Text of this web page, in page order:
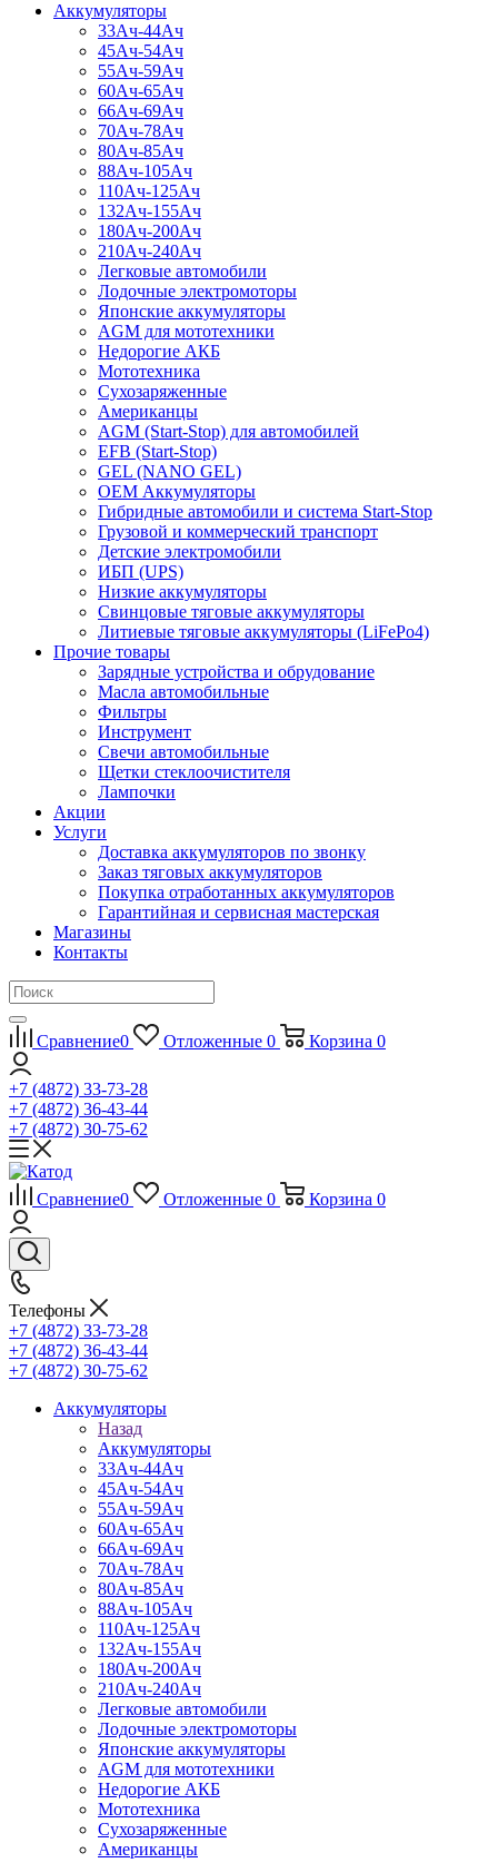
Аккумуляторы
33Ач-44Ач
45Ач-54Ач
55Ач-59Ач
60Ач-65Ач
66Ач-69Ач
70Ач-78Ач
80Ач-85Ач
88Ач-105Ач
110Ач-125Ач
132Ач-155Ач
180Ач-200Ач
210Ач-240Ач
Легковые автомобили
Лодочные электромоторы
Японские аккумуляторы
AGM для мототехники
Недорогие АКБ
Мототехника
Сухозаряженные
Американцы
AGM (Start-Stop) для автомобилей
EFB (Start-Stop)
GEL (NANO GEL)
OEM Аккумуляторы
Гибридные автомобили и система Start-Stop
Грузовой и коммерческий транспорт
Детские электромобили
ИБП (UPS)
Низкие аккумуляторы
Свинцовые тяговые аккумуляторы
Литиевые тяговые аккумуляторы (LiFePo4)
Прочие товары
Зарядные устройства и обрудование
Масла автомобильные
Фильтры
Инструмент
Свечи автомобильные
Щетки стеклоочистителя
Лампочки
Акции
Услуги
Доставка аккумуляторов по звонку
Заказ тяговых аккумуляторов
Покупка отработанных аккумуляторов
Гарантийная и сервисная мастерская
Магазины
Контакты
Сравнение0 Отложенные 0 Корзина 0
+7 (4872) 33-73-28
+7 (4872) 36-43-44
+7 (4872) 30-75-62
Сравнение0 Отложенные 0 Корзина 0
Телефоны
+7 (4872) 33-73-28
+7 (4872) 36-43-44
+7 (4872) 30-75-62
Аккумуляторы
Назад
Аккумуляторы
33Ач-44Ач
45Ач-54Ач
55Ач-59Ач
60Ач-65Ач
66Ач-69Ач
70Ач-78Ач
80Ач-85Ач
88Ач-105Ач
110Ач-125Ач
132Ач-155Ач
180Ач-200Ач
210Ач-240Ач
Легковые автомобили
Лодочные электромоторы
Японские аккумуляторы
AGM для мототехники
Недорогие АКБ
Мототехника
Сухозаряженные
Американцы